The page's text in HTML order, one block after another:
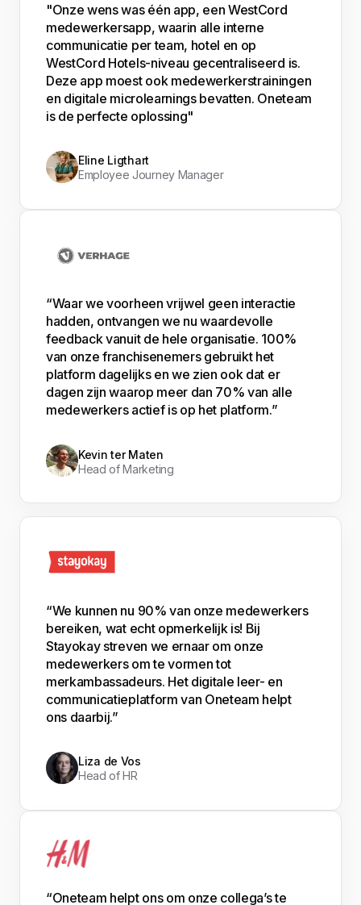
"Onze wens was één app, een WestCord
medewerkersapp, waarin alle interne
communicatie per team, hotel en op
WestCord Hotels-niveau gecentraliseerd is.
Deze app moest ook medewerkerstrainingen
en digitale microlearnings bevatten. Oneteam
is de perfecte oplossing"
Eline Ligthart
Employee Journey Manager
“Waar we voorheen vrijwel geen interactie
hadden, ontvangen we nu waardevolle
feedback vanuit de hele organisatie. 100%
van onze franchisenemers gebruikt het
platform dagelijks en we zien ook dat er
dagen zijn waarop meer dan 70% van alle
medewerkers actief is op het platform.”
Kevin ter Maten
Head of Marketing
“We kunnen nu 90% van onze medewerkers
bereiken, wat echt opmerkelijk is! Bij
Stayokay streven we ernaar om onze
medewerkers om te vormen tot
merkambassadeurs. Het digitale leer- en
communicatieplatform van Oneteam helpt
ons daarbij.”
Liza de Vos
Head of HR
“Oneteam helpt ons om onze collega’s te